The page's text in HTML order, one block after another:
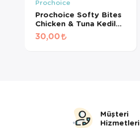
Prochoice
Prochoice Softy Bites
Chicken & Tuna Kediler
için Yumuşak
Atıştırmalık 10 gr
30,00
Müşteri
Hizmetleri